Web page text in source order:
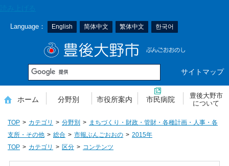
Language： English 简体中文 繁体中文 한국어
サイトマップ
ホーム 分野別 市役所案内 市民病院
豊後大野市
について
TOP カテゴリ 分野別
まちづくり・財政・管財・各種計画・人事・各
支所・その他
総合 市報ぶんごおおの
2015年
TOP
カテゴリ 区分 コンテンツ